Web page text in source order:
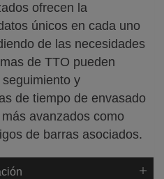
ofrecen la
únicos en cada uno
de las necesidades
de TTO pueden
y
de tiempo de envasado
avanzados como
de barras asociados.